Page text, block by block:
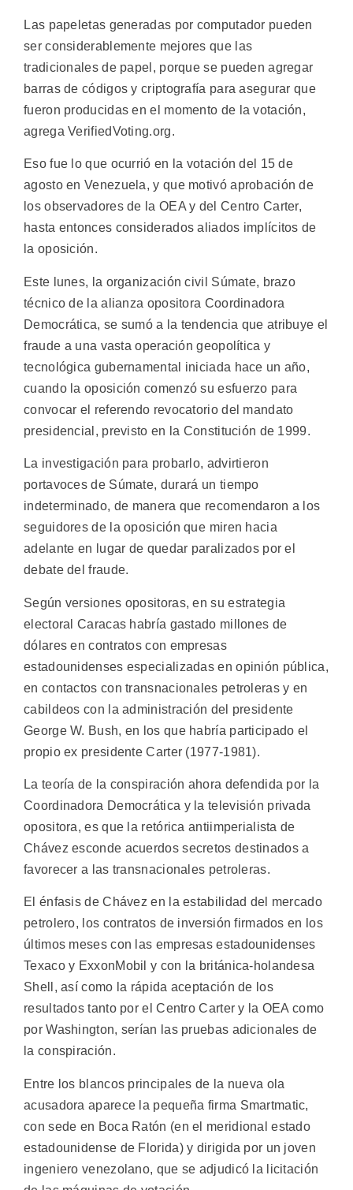
Las papeletas generadas por computador pueden
ser considerablemente mejores que las
tradicionales de papel, porque se pueden agregar
barras de códigos y criptografía para asegurar que
fueron producidas en el momento de la votación,
agrega VerifiedVoting.org.
Eso fue lo que ocurrió en la votación del 15 de
agosto en Venezuela, y que motivó aprobación de
los observadores de la OEA y del Centro Carter,
hasta entonces considerados aliados implícitos de
la oposición.
Este lunes, la organización civil Súmate, brazo
técnico de la alianza opositora Coordinadora
Democrática, se sumó a la tendencia que atribuye el
fraude a una vasta operación geopolítica y
tecnológica gubernamental iniciada hace un año,
cuando la oposición comenzó su esfuerzo para
convocar el referendo revocatorio del mandato
presidencial, previsto en la Constitución de 1999.
La investigación para probarlo, advirtieron
portavoces de Súmate, durará un tiempo
indeterminado, de manera que recomendaron a los
seguidores de la oposición que miren hacia
adelante en lugar de quedar paralizados por el
debate del fraude.
Según versiones opositoras, en su estrategia
electoral Caracas habría gastado millones de
dólares en contratos con empresas
estadounidenses especializadas en opinión pública,
en contactos con transnacionales petroleras y en
cabildeos con la administración del presidente
George W. Bush, en los que habría participado el
propio ex presidente Carter (1977-1981).
La teoría de la conspiración ahora defendida por la
Coordinadora Democrática y la televisión privada
opositora, es que la retórica antiimperialista de
Chávez esconde acuerdos secretos destinados a
favorecer a las transnacionales petroleras.
El énfasis de Chávez en la estabilidad del mercado
petrolero, los contratos de inversión firmados en los
últimos meses con las empresas estadounidenses
Texaco y ExxonMobil y con la británica-holandesa
Shell, así como la rápida aceptación de los
resultados tanto por el Centro Carter y la OEA como
por Washington, serían las pruebas adicionales de
la conspiración.
Entre los blancos principales de la nueva ola
acusadora aparece la pequeña firma Smartmatic,
con sede en Boca Ratón (en el meridional estado
estadounidense de Florida) y dirigida por un joven
ingeniero venezolano, que se adjudicó la licitación